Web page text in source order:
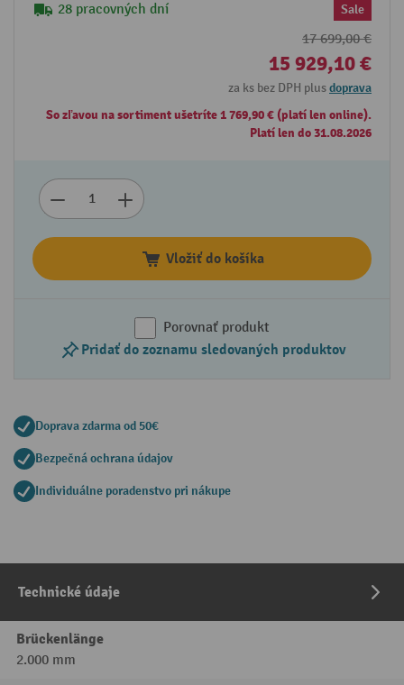
28 pracovných dní Sale
17 699,00 €
15 929,10 €
za ks bez DPH plusdoprava
So zľavou na sortiment ušetríte 1 769,90 € (platí len online).
Platí len do 31.08.2026
Vložiť do košíka
Porovnať produkt
Pridať do zoznamu sledovaných produktov
Doprava zdarma od 50€
Bezpečná ochrana údajov
Individuálne poradenstvo pri nákupe
Technické údaje
Brückenlänge
2.000 mm